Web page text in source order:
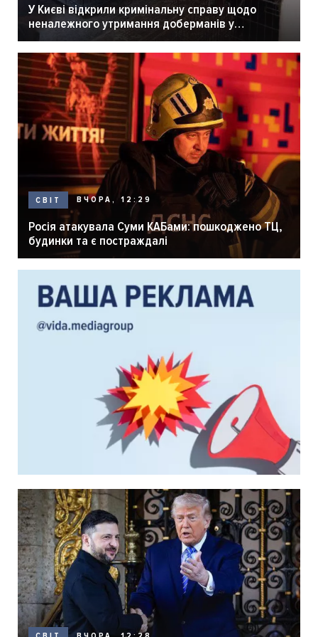
У Києві відкрили кримінальну справу щодо
неналежного утримання доберманів у
розпліднику
СВІТ ВЧОРА, 12:29
Росія атакувала Суми КАБами: пошкоджено ТЦ,
будинки та є постраждалі